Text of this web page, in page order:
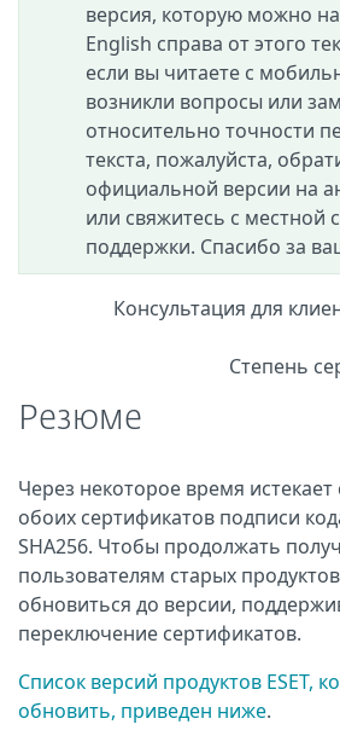
версия, которую можно
English справа от этого
если вы читаете с
возникли вопросы или
относительно точности
текста, пожалуйста,
официальной версии на
или свяжитесь с местной
поддержки. Спасибо за
Консультация для
Степень
Резюме
Через некоторое время истекает
обоих сертификатов подписи
SHA256. Чтобы продолжать
пользователям старых
обновиться до версии,
переключение сертификатов.
Список версий продуктов ESET,
обновить, приведен ниже.